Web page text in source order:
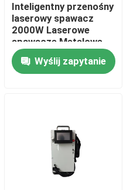
Inteligentny przenośny
laserowy spawacz
2000W Laserowe
spawacze Metalowe
maszyny do spawania
laserowego ze stali
nierdzewnej
Wyślij zapytanie